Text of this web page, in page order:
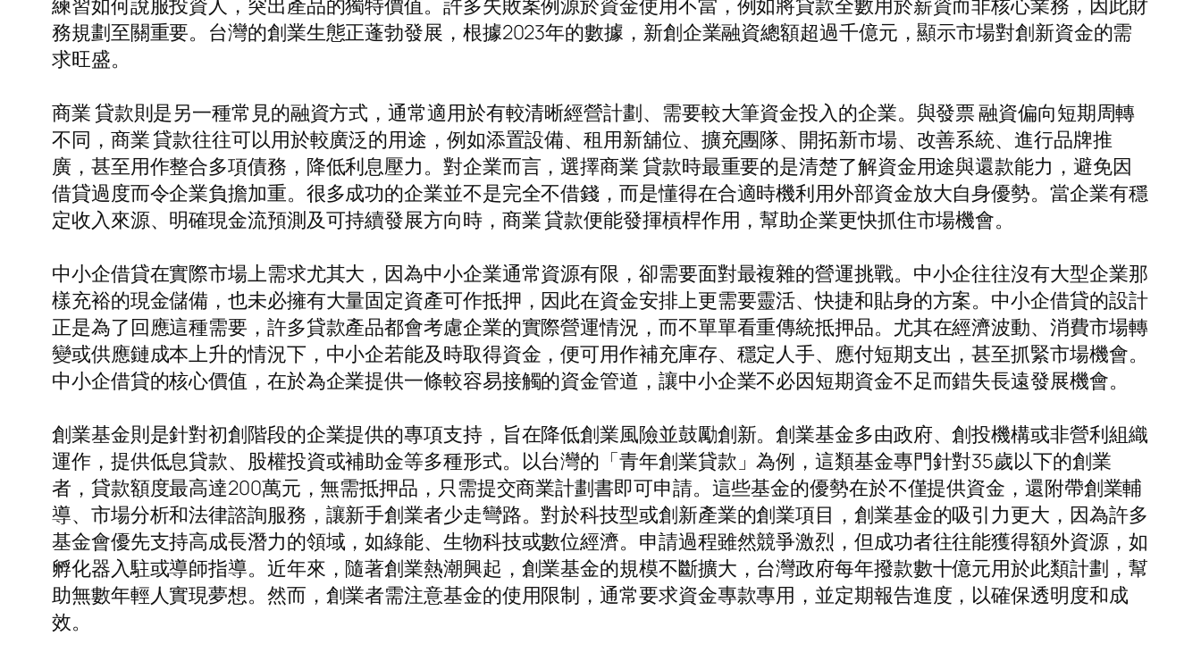
練習如何說服投資人，突出產品的獨特價值。許多失敗案例源於資金使用不當，例如將貸款全數用於薪資而非核心業務，因此財
務規劃至關重要。台灣的創業生態正蓬勃發展，根據2023年的數據，新創企業融資總額超過千億元，顯示市場對創新資金的需
求旺盛。
商業 貸款則是另一種常見的融資方式，通常適用於有較清晰經營計劃、需要較大筆資金投入的企業。與發票 融資偏向短期周轉
不同，商業 貸款往往可以用於較廣泛的用途，例如添置設備、租用新舖位、擴充團隊、開拓新市場、改善系統、進行品牌推
廣，甚至用作整合多項債務，降低利息壓力。對企業而言，選擇商業 貸款時最重要的是清楚了解資金用途與還款能力，避免因
借貸過度而令企業負擔加重。很多成功的企業並不是完全不借錢，而是懂得在合適時機利用外部資金放大自身優勢。當企業有穩
定收入來源、明確現金流預測及可持續發展方向時，商業 貸款便能發揮槓桿作用，幫助企業更快抓住市場機會。
中小企借貸在實際市場上需求尤其大，因為中小企業通常資源有限，卻需要面對最複雜的營運挑戰。中小企往往沒有大型企業那
樣充裕的現金儲備，也未必擁有大量固定資產可作抵押，因此在資金安排上更需要靈活、快捷和貼身的方案。中小企借貸的設計
正是為了回應這種需要，許多貸款產品都會考慮企業的實際營運情況，而不單單看重傳統抵押品。尤其在經濟波動、消費市場轉
變或供應鏈成本上升的情況下，中小企若能及時取得資金，便可用作補充庫存、穩定人手、應付短期支出，甚至抓緊市場機會。
中小企借貸的核心價值，在於為企業提供一條較容易接觸的資金管道，讓中小企業不必因短期資金不足而錯失長遠發展機會。
創業基金則是針對初創階段的企業提供的專項支持，旨在降低創業風險並鼓勵創新。創業基金多由政府、創投機構或非營利組織
運作，提供低息貸款、股權投資或補助金等多種形式。以台灣的「青年創業貸款」為例，這類基金專門針對35歲以下的創業
者，貸款額度最高達200萬元，無需抵押品，只需提交商業計劃書即可申請。這些基金的優勢在於不僅提供資金，還附帶創業輔
導、市場分析和法律諮詢服務，讓新手創業者少走彎路。對於科技型或創新產業的創業項目，創業基金的吸引力更大，因為許多
基金會優先支持高成長潛力的領域，如綠能、生物科技或數位經濟。申請過程雖然競爭激烈，但成功者往往能獲得額外資源，如
孵化器入駐或導師指導。近年來，隨著創業熱潮興起，創業基金的規模不斷擴大，台灣政府每年撥款數十億元用於此類計劃，幫
助無數年輕人實現夢想。然而，創業者需注意基金的使用限制，通常要求資金專款專用，並定期報告進度，以確保透明度和成
效。